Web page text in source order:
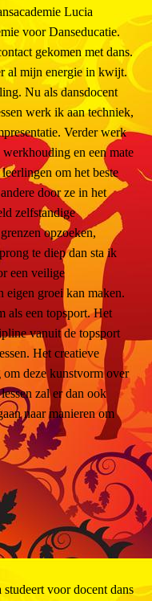
Lucia
voor Danseducatie.
gekomen met dans.
al mijn energie in kwijt.
Nu als dansdocent
werk ik aan techniek,
Verder werk
en een mate
om het beste
door ze in het
zelfstandige
opzoeken,
te diep dan sta ik
een veilige
eigen groei kan maken.
als een topsport. Het
vanuit de topsport
Het creatieve
deze kunstvorm over
zal er dan ook
naar manieren om
voor docent dans